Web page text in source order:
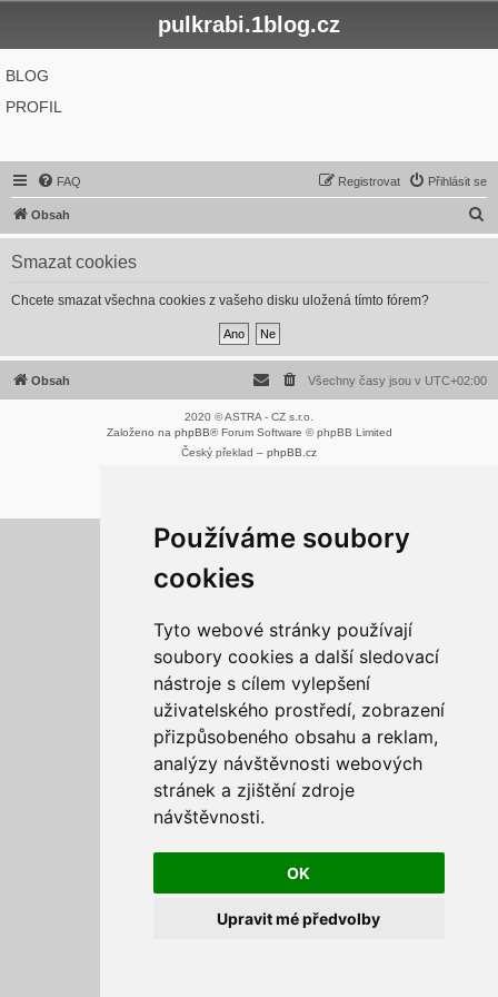
Používáme soubory
cookies
Tyto webové stránky používají
soubory cookies a další sledovací
nástroje s cílem vylepšení
uživatelského prostředí, zobrazení
přizpůsobeného obsahu a reklam,
analýzy návštěvnosti webových
stránek a zjištění zdroje
návštěvnosti.
OK
Upravit mé předvolby
pulkrabi.1blog.cz
BLOG
PROFIL
FAQ Přihlásit se
Registrovat
Obsah
l
Smazat cookies
Chcete smazat všechna cookies z vašeho disku uložená tímto fórem?
Obsah Všechny časy jsou v UTC+02:00
2020 © ASTRA - CZ s.r.o.
Založeno na phpBB® Forum Software © phpBB Limited
Český překlad – phpBB.cz
Aktualizujte předvolby souborů cookies